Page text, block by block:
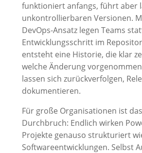
funktioniert anfangs, führt aber
unkontrollierbaren Versionen.
DevOps-Ansatz legen Teams
Entwicklungsschritt im
entsteht eine Historie, die klar
welche Änderung
lassen sich zurückverfolgen,
dokumentieren.
Für große Organisationen ist
Durchbruch: Endlich wirken
Projekte genauso strukturiert
Softwareentwicklungen. Selbst